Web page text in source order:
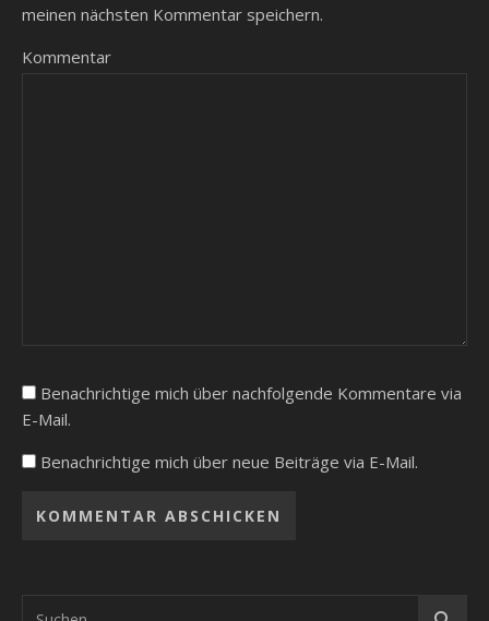
meinen nächsten Kommentar speichern.
Kommentar
Benachrichtige mich über nachfolgende Kommentare via
E-Mail.
Benachrichtige mich über neue Beiträge via E-Mail.